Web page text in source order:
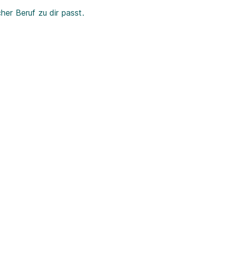
Beruf zu dir passt.